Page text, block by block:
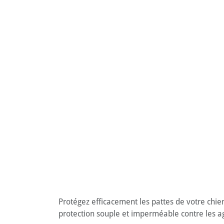
Protégez efficacement les pattes de votre
protection souple et imperméable contre les